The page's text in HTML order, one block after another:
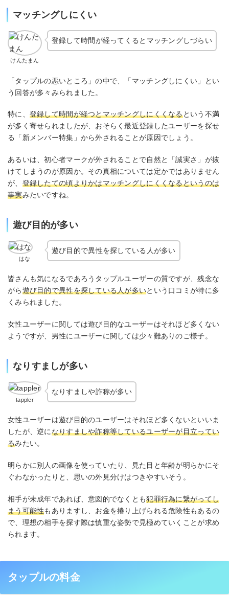
マッチングしにくい
けんたまん
登録して時間が経ってくるとマッチングしづらい
「タップルの悪いところ」の中で、「マッチングしにくい」とい
う回答が多々みられました。
特に、 登録して時間が経つとマッチングしにくくなるという不満
が多く寄せられましたが、おそらく最近登録したユーザーを探せ
る「新メンバー特集」から外されることが原因でしょう。
あるいは、初心者マークが外されることで自然と「誠実さ」が抜
けてしまうのが原因か。その真相については定かではありません
が、 登録したての頃よりかはマッチングしにくくなるというのは
事実みたいですね。
遊び目的が多い
はな
遊び目的で異性を探している人が多い
皆さんも気になるであろうタップルユーザーの質ですが、残念な
がら遊び目的で異性を探している人が多いという口コミが特に多
くみられました。
女性ユーザーに関しては遊び目的なユーザーはそれほど多くない
ようですが、男性にユーザーに関しては少々難ありのご様子。
なりすましが多い
tappler
なりすましや詐称が多い
女性ユーザーは遊び目的のユーザーはそれほど多くないといいま
したが、逆になりすましや詐称等しているユーザーが目立ってい
るみたい。
明らかに別人の画像を使っていたり、見た目と年齢が明らかにそ
ぐわなかったりと、思いの外見分けはつきやすいそう。
相手が未成年であれば、意図的でなくとも犯罪行為に繋がってし
まう可能性もありますし、お金を捲り上げられる危険性もあるの
で、理想の相手を探す際は慎重な姿勢で見極めていくことが求め
られます。
タップルの料金